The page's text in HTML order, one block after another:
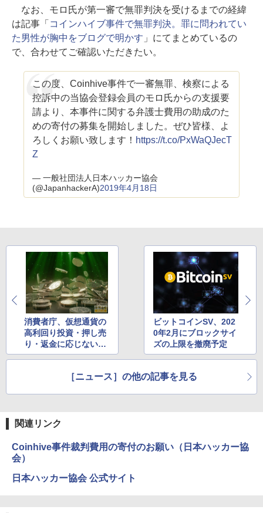
なお、モロ氏が第一審で無罪判決を受けるまでの経緯
は記事「 コインハイブ事件で無罪判決。罪に問われてい
た男性が胸中をブログで明かす 」にてまとめているの
で、合わせてご確認いただきたい。
この度、Coinhive事件で一審無罪、検察による
控訴中の当協会登録会員のモロ氏からの支援要
請より、本事件に関する弁護士費用の助成のた
めの寄付の募集を開始しました。ぜひ皆様、よ
ろしくお願い致します！ https://t.co/PxWaQJecT
Z
— 一般社団法人日本ハッカー協会
(@JapanhackerA)2019年4月18日
消費者庁、仮想通貨の
高利回り投資・押し売
り・返金に応じない詐
欺などを注意喚起
ビットコインSV、202
0年2月にブロックサイ
ズの上限を撤廃予定
［ニュース］の他の記事を見る
関連リンク
Coinhive事件裁判費用の寄付のお願い（日本ハッカー協
会）
日本ハッカー協会 公式サイト